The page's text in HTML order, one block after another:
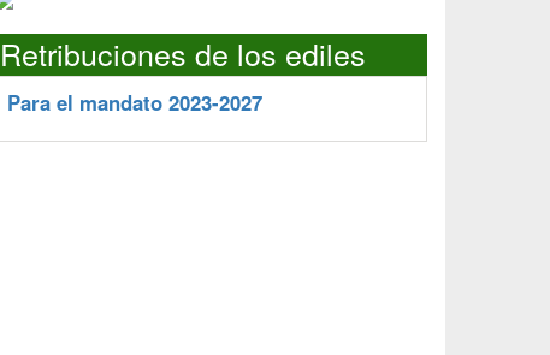
Retribuciones de los ediles
Para el mandato 2023-2027